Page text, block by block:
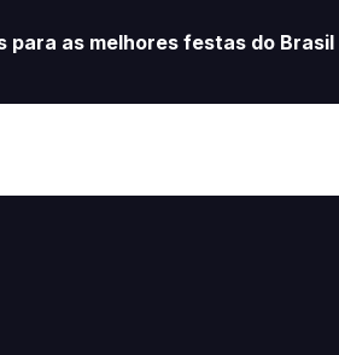
para as melhores festas do Brasil